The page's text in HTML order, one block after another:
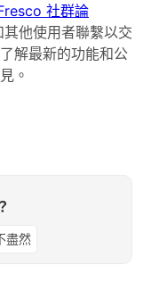
社群論
其他使用者聯繫以交
解最新的功能和公
。
盡然